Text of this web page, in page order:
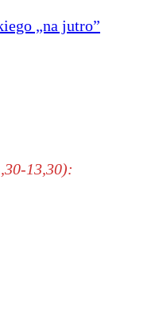
„na jutro”
13,30):